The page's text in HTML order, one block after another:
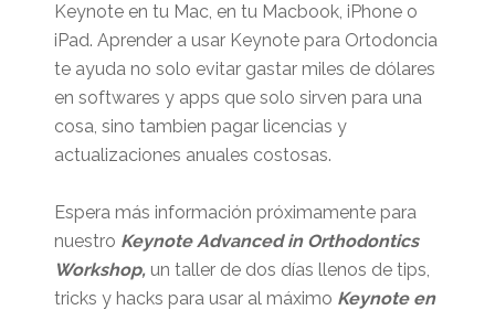
Keynote en tu Mac, en tu Macbook, iPhone o
iPad. Aprender a usar Keynote para Ortodoncia
te ayuda no solo evitar gastar miles de dólares
en softwares y apps que solo sirven para una
cosa, sino tambien pagar licencias y
actualizaciones anuales costosas.
Espera más información próximamente para
nuestro Keynote Advanced in Orthodontics
Workshop, un taller de dos días llenos de tips,
tricks y hacks para usar al máximo Keynote en